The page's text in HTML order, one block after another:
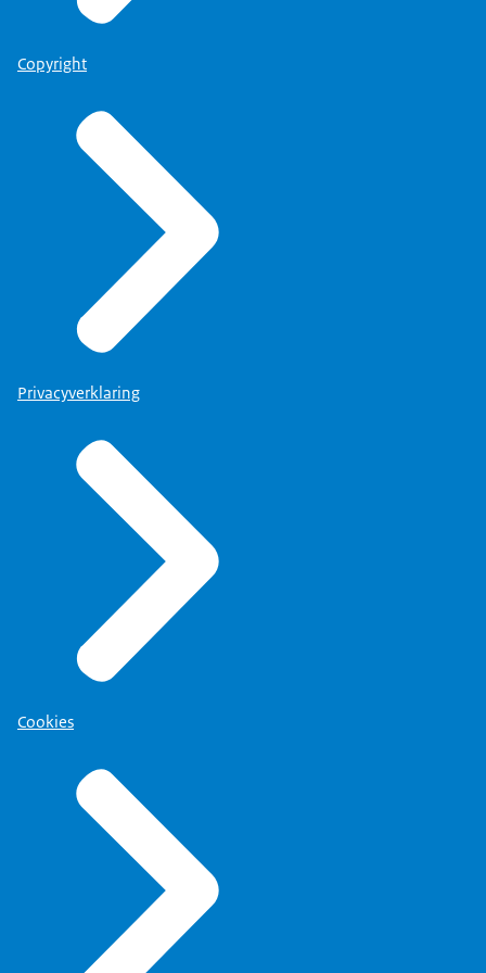
Daar zit toch wel een verschil.
Je moet oppassen, maar goed, dat… daarvoor
Anders moet je maar een andere baan zoeken.
Eh, maar het kan wel.
En ik vind ook dat het het bestuur ten goede
zal komen, als dat gebeurt.
Dan krijgen ook mensen iets meer inzicht in
wat er… hoe beleid nou tot stand komt.
topambtenaar zijn? (3)
Dat vind ik een verrijking en daar begint
het hele moeilijke terrein, waar je gauw kan
uitglijden.
Maar je kan natuurlijk in je woorden altijd,
je kan je woorden altijd zo kiezen dat het
een opvatting is, maar tegelijkertijd zeg
je: Ja, er zijn andere opvattingen mogelijk.
Wie zal het zeggen, wat het beste is?
Maar je kan het wel, het terrein verkennen
met dat type woorden.
De IRT-affaire
Nou, het werd meteen een issue, een chefsache.
Copyright
Privacyverklaring
Cookies